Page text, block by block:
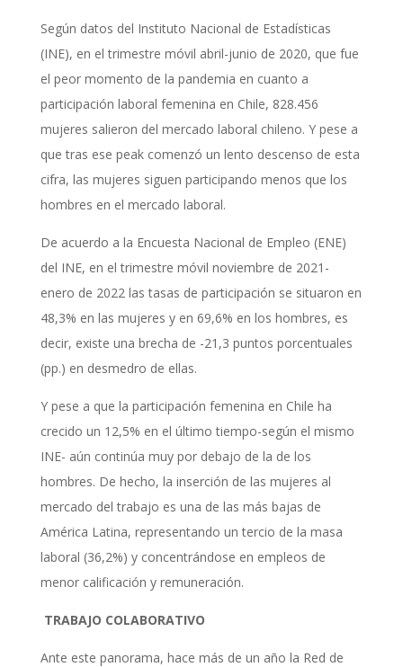
Según datos del Instituto Nacional de Estadísticas
(INE), en el trimestre móvil abril-junio de 2020, que fue
el peor momento de la pandemia en cuanto a
participación laboral femenina en Chile, 828.456
mujeres salieron del mercado laboral chileno. Y pese a
que tras ese peak comenzó un lento descenso de esta
cifra, las mujeres siguen participando menos que los
hombres en el mercado laboral.
De acuerdo a la Encuesta Nacional de Empleo (ENE)
del INE, en el trimestre móvil noviembre de 2021-
enero de 2022 las tasas de participación se situaron en
48,3% en las mujeres y en 69,6% en los hombres, es
decir, existe una brecha de -21,3 puntos porcentuales
(pp.) en desmedro de ellas.
Y pese a que la participación femenina en Chile ha
crecido un 12,5% en el último tiempo-según el mismo
INE- aún continúa muy por debajo de la de los
hombres. De hecho, la inserción de las mujeres al
mercado del trabajo es una de las más bajas de
América Latina, representando un tercio de la masa
laboral (36,2%) y concentrándose en empleos de
menor calificación y remuneración.
TRABAJO COLABORATIVO
Ante este panorama, hace más de un año la Red de